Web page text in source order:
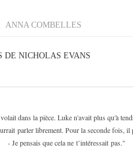
ANNA COMBELLES
DE NICHOLAS EVANS
dans la pièce. Luke n'avait plus qu'à
parler librement. Pour la seconde fois, il
- Je pensais que cela ne t’intéressait pas."